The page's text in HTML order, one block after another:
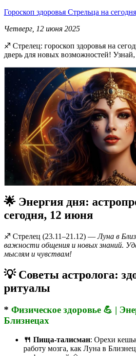
Гороскоп здоровья Стрельца на
Четверг, 12 июня 2025
♐️ Стрелец: гороскоп здоровья на
дверь для новых возможностей! Узнай,
🌟 Энергия дня:
сегодня, 12 июня
♐️ Стрелец (23.11–21.12) —Луна в
важности общения и новых знаний.
мыслям и чувствам!
💡 Советы астролога:
ритуалы
* Физическое здоровье 💪 |
Близнецах
🍴 Пища-талисман: Орехи
работу мозга, как Луна в